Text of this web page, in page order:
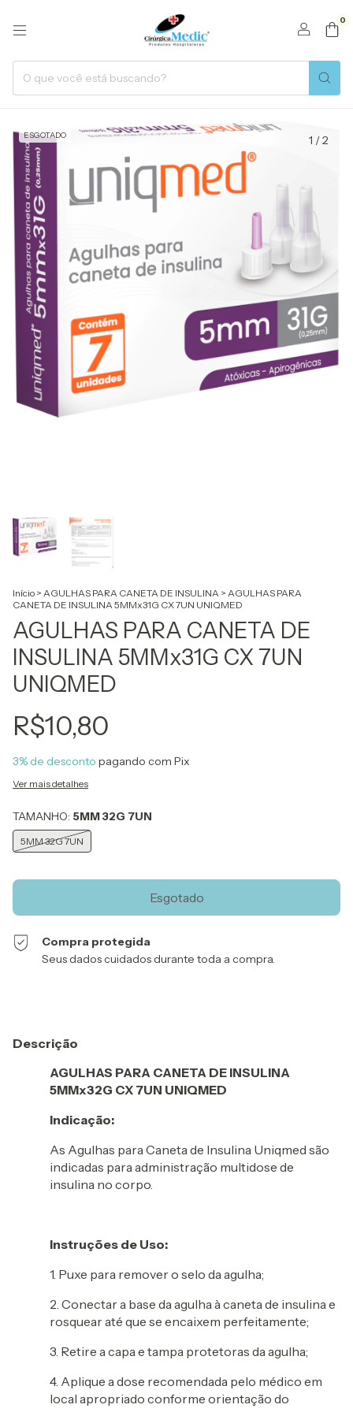
0
ESGOTADO 1 /2
Início > AGULHAS PARA CANETA DE INSULINA > AGULHAS PARA
CANETA DE INSULINA 5MMx31G CX 7UN UNIQMED
AGULHAS PARA CANETA DE
INSULINA 5MMx31G CX 7UN
UNIQMED
R$10,80
3% de desconto pagando com Pix
Ver mais detalhes
TAMANHO: 5MM 32G 7UN
5MM 32G 7UN
Compra protegida
Seus dados cuidados durante toda a compra.
Descrição
AGULHAS PARA CANETA DE INSULINA
5MMx32G CX 7UN UNIQMED
Indicação:
As Agulhas para Caneta de Insulina Uniqmed são
indicadas para administração multidose de
insulina no corpo.
Instruções de Uso:
1. Puxe para remover o selo da agulha;
2. Conectar a base da agulha à caneta de insulina e
rosquear até que se encaixem perfeitamente;
3. Retire a capa e tampa protetoras da agulha;
4. Aplique a dose recomendada pelo médico em
local apropriado conforme orientação do